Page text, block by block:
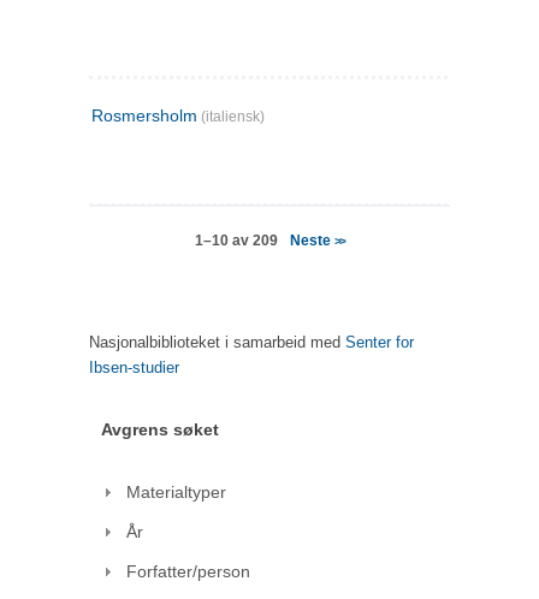
Rosmersholm (italiensk)
1–10 av 209 Neste >>
Nasjonalbiblioteket i samarbeid med Senter for
Ibsen-studier
Avgrens søket
Materialtyper
År
Forfatter/person